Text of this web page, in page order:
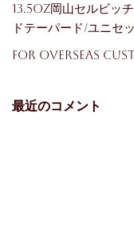
13.5oz岡山セルビッ
ドテーパード/ユニセ
For Overseas
最近のコメント